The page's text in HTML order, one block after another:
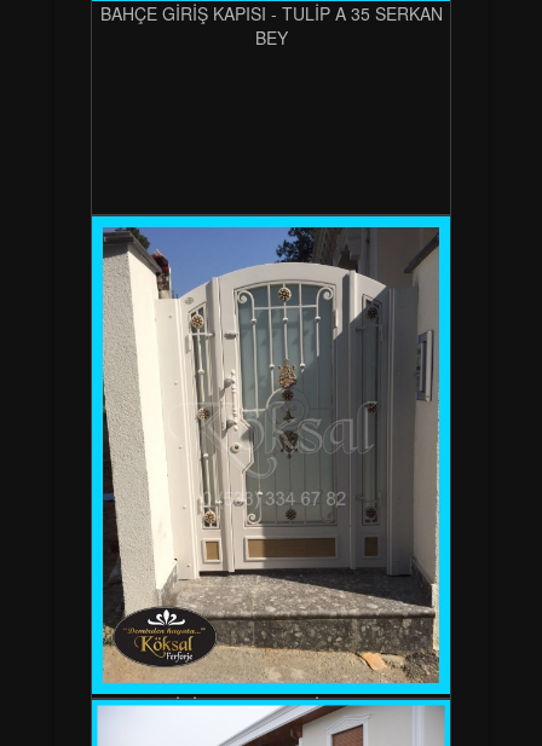
BAHÇE GİRİŞ KAPISI - TULİP A 35 SERKAN
BEY
BAHÇE GİRİŞ KAPISI - TULİP A 35 SERKAN
BEY